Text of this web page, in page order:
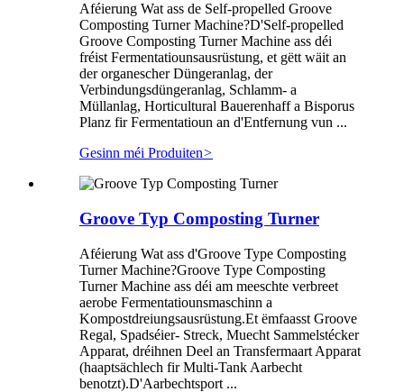
Aféierung Wat ass de Self-propelled Groove
Composting Turner Machine?D'Self-propelled
Groove Composting Turner Machine ass déi
fréist Fermentatiounsausrüstung, et gëtt wäit an
der organescher Düngeranlag, der
Verbindungsdüngeranlag, Schlamm- a
Müllanlag, Horticultural Bauerenhaff a Bisporus
Planz fir Fermentatioun an d'Entfernung vun ...
Gesinn méi Produiten>
Groove Typ Composting Turner
Aféierung Wat ass d'Groove Type Composting
Turner Machine?Groove Type Composting
Turner Machine ass déi am meeschte verbreet
aerobe Fermentatiounsmaschinn a
Kompostdreiungsausrüstung.Et ëmfaasst Groove
Regal, Spadséier- Streck, Muecht Sammelstécker
Apparat, dréihnen Deel an Transfermaart Apparat
(haaptsächlech fir Multi-Tank Aarbecht
benotzt).D'Aarbechtsport ...